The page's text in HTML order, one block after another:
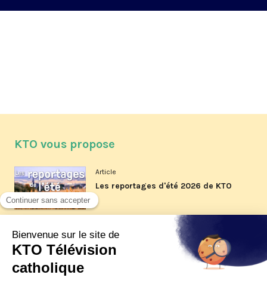
KTO vous propose
Article
Les reportages d'été 2026 de KTO
La visite pastorale du pape Léon
XIV à Assise à suivre sur KTO le
jeudi 6 août